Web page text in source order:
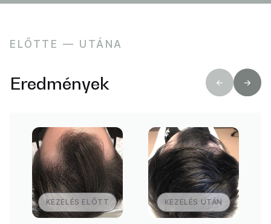
ELŐTTE — UTÁNA
Eredmények
KEZELÉS ELŐTT KEZELÉS UTÁN